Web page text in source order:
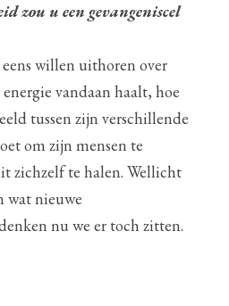
zou u een gevangeniscel
willen uithoren over
vandaan haalt, hoe
tussen zijn verschillende
om zijn mensen te
zichzelf te halen. Wellicht
wat nieuwe
nu we er toch zitten.